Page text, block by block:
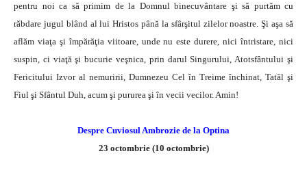
pentru noi ca să primim de la Domnul binecuvântare şi să purtăm cu
răbdare jugul blând al lui Hristos până la sfârşitul zilelor noastre. Şi aşa să
aflăm viaţa şi împărăţia viitoare, unde nu este durere, nici întristare, nici
suspin, ci viaţă şi bucurie veşnica, prin darul Singurului, Atotsfântului şi
Fericitului Izvor al nemuririi, Dumnezeu Cel în Treime închinat, Tatăl şi
Fiul şi Sfântul Duh, acum şi pururea şi în vecii vecilor. Amin!
Despre Cuviosul Ambrozie de la Optina
23 octombrie (10 octombrie)